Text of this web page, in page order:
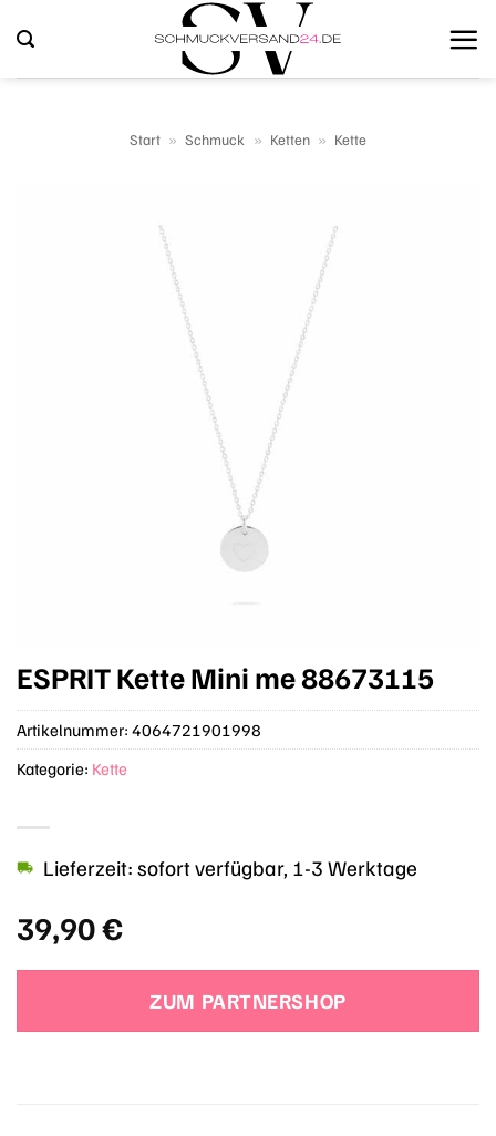
Inhalt
springen
Start » Schmuck » Ketten » Kette
ESPRIT Kette Mini me 88673115
39,90€
Lieferzeit: sofort verfügbar, 1-3 Werktage
ZUM PARTNERSHOP
Artikelnummer: 4064721901998
Kategorie: Kette